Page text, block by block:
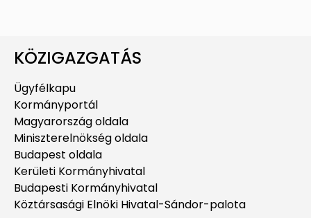
KÖZIGAZGATÁS
Ügyfélkapu
Kormányportál
Magyarország oldala
Miniszterelnökség oldala
Budapest oldala
Kerületi Kormányhivatal
Budapesti Kormányhivatal
Köztársasági Elnöki Hivatal-Sándor-palota